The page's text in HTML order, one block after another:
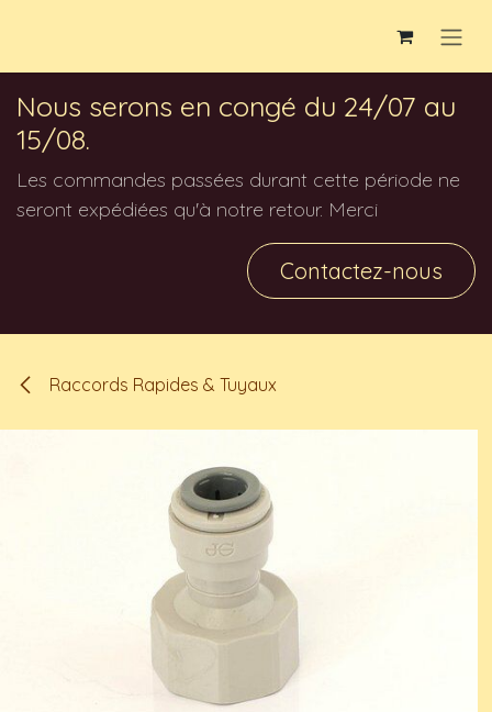
Nous serons en congé du 24/07 au
15/08.
Les commandes passées durant cette période ne
seront expédiées qu'à notre retour. Merci
Contactez-nous
Raccords Rapides & Tuyaux